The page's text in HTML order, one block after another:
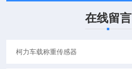
在线留言